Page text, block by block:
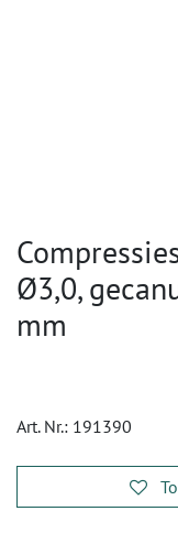
Ø3,0,
mm
Art. Nr.: 191390